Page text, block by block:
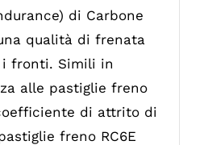
di Carbone
qualità di frenata
fronti. Simili in
alle pastiglie freno
di attrito di
freno RC6E